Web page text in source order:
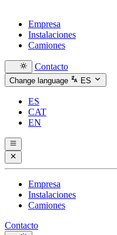
Empresa
Instalaciones
Camiones
Contacto
Change language ES
ES
CAT
EN
Empresa
Instalaciones
Camiones
Contacto